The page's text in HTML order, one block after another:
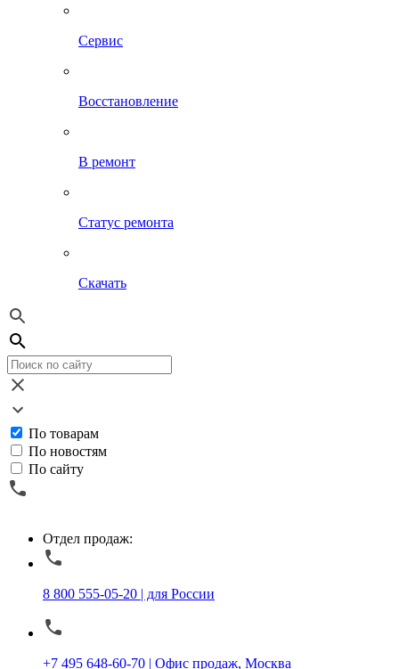
Сервис
Восстановление
В ремонт
Статус ремонта
Скачать
По товарам
По новостям
По сайту
Отдел продаж:
8 800 555-05-20 | для России
+7 495 648-60-70 | Офис продаж, Москва